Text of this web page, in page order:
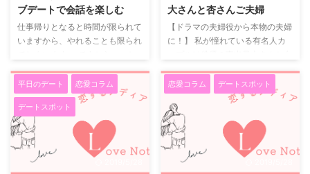
してしまったり、勝手に自分の話
に強引に引きつけようとすると、
あなたはわがままな人に見られて
相談所によって金額は変わります
が入会金で十万円＋月会費一万
円、さらに結婚が決まったら成婚
ます ...
ブデートで会話を楽しむ
仕事帰りとなると時間が限られて
いますから、やれることも限られ
が肝心です。 仕事帰りは夕食の
時間になることが多いですから、
まず待ち合わせをしてディナーを
楽しみます。 個人的には、仕事
で疲れているでしょうから、かし
こまったレストランよりも気軽に
楽しめる居酒屋などがおすすめで
大さんと杏さんご夫婦
【ドラマの夫婦役から本物の夫婦
に！】 私が憧れている有名人カ
年に放送されたNHK朝の連続テ
レビ小説『ごちそうさん』におい
て夫婦役で共演しました。 そし
て、2015年に実生活でも結婚さ
れたのです。 【毎日欠かさず観
ていた朝ドラ『ごちそうさん』】
私は朝ドラ『ごちそうさん』を毎
平日のデート 恋愛コラム
デートスポット
恋愛コラム デートスポット